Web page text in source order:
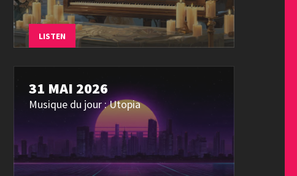
LISTEN
31 MAI 2026
Musique du jour : Utopia